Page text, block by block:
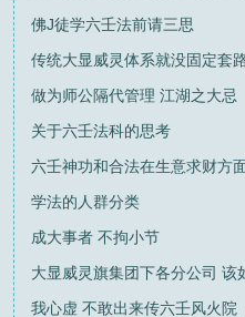
佛J徒学六壬法前请三思
传统大显威灵体系就没固定套
做为师公隔代管理 江湖之大忌
关于六壬法科的思考
六壬神功和合法在生意求财方
学法的人群分类
成大事者 不拘小节
大显威灵旗集团下各分公司 该
我心虚 不敢出来传六壬风火院